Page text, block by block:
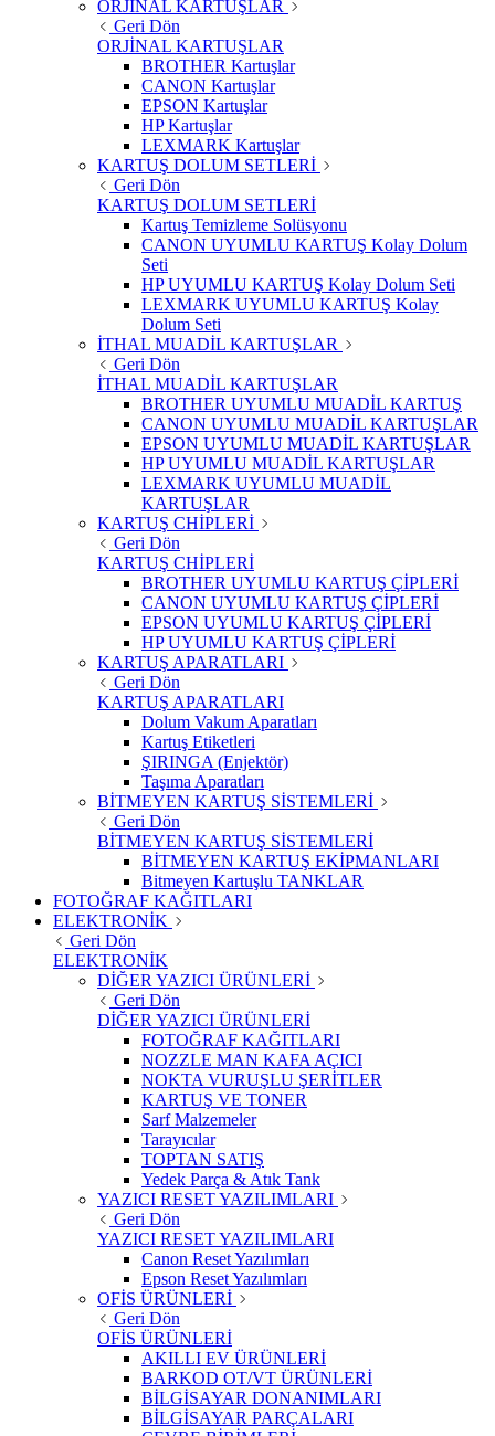
ORJİNAL KARTUŞLAR
Geri Dön
ORJİNAL KARTUŞLAR
BROTHER Kartuşlar
CANON Kartuşlar
EPSON Kartuşlar
HP Kartuşlar
LEXMARK Kartuşlar
KARTUŞ DOLUM SETLERİ
Geri Dön
KARTUŞ DOLUM SETLERİ
Kartuş Temizleme Solüsyonu
CANON UYUMLU KARTUŞ Kolay Dolum
Seti
HP UYUMLU KARTUŞ Kolay Dolum Seti
LEXMARK UYUMLU KARTUŞ Kolay
Dolum Seti
İTHAL MUADİL KARTUŞLAR
Geri Dön
İTHAL MUADİL KARTUŞLAR
BROTHER UYUMLU MUADİL KARTUŞ
CANON UYUMLU MUADİL KARTUŞLAR
EPSON UYUMLU MUADİL KARTUŞLAR
HP UYUMLU MUADİL KARTUŞLAR
LEXMARK UYUMLU MUADİL
KARTUŞLAR
KARTUŞ CHİPLERİ
Geri Dön
KARTUŞ CHİPLERİ
BROTHER UYUMLU KARTUŞ ÇİPLERİ
CANON UYUMLU KARTUŞ ÇİPLERİ
EPSON UYUMLU KARTUŞ ÇİPLERİ
HP UYUMLU KARTUŞ ÇİPLERİ
KARTUŞ APARATLARI
Geri Dön
KARTUŞ APARATLARI
Dolum Vakum Aparatları
Kartuş Etiketleri
ŞIRINGA (Enjektör)
Taşıma Aparatları
BİTMEYEN KARTUŞ SİSTEMLERİ
Geri Dön
BİTMEYEN KARTUŞ SİSTEMLERİ
BİTMEYEN KARTUŞ EKİPMANLARI
Bitmeyen Kartuşlu TANKLAR
FOTOĞRAF KAĞITLARI
ELEKTRONİK
Geri Dön
ELEKTRONİK
DİĞER YAZICI ÜRÜNLERİ
Geri Dön
DİĞER YAZICI ÜRÜNLERİ
FOTOĞRAF KAĞITLARI
NOZZLE MAN KAFA AÇICI
NOKTA VURUŞLU ŞERİTLER
KARTUŞ VE TONER
Sarf Malzemeler
Tarayıcılar
TOPTAN SATIŞ
Yedek Parça & Atık Tank
YAZICI RESET YAZILIMLARI
Geri Dön
YAZICI RESET YAZILIMLARI
Canon Reset Yazılımları
Epson Reset Yazılımları
OFİS ÜRÜNLERİ
Geri Dön
OFİS ÜRÜNLERİ
AKILLI EV ÜRÜNLERİ
BARKOD OT/VT ÜRÜNLERİ
BİLGİSAYAR DONANIMLARI
BİLGİSAYAR PARÇALARI